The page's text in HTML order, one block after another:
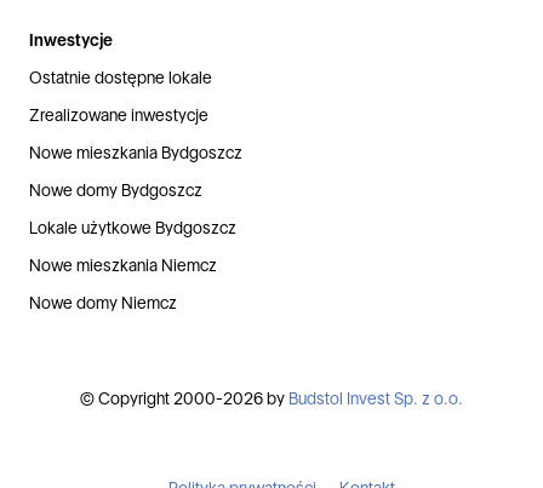
Inwestycje
Ostatnie dostępne lokale
Zrealizowane inwestycje
Nowe mieszkania Bydgoszcz
Nowe domy Bydgoszcz
Lokale użytkowe Bydgoszcz
Nowe mieszkania Niemcz
Nowe domy Niemcz
© Copyright 2000-2026 by Budstol Invest Sp. z o.o.